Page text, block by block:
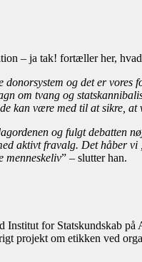
– ja tak! fortæller her,
og det er
om tvang og
kan være med til at sikre,
og fulgt
aktivt fravalg. Det håber
menneskeliv” – slutter han.
Institut for Statskundskab
projekt om etikken ved